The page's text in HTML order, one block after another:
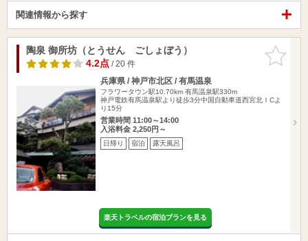
関連情報から探す
お気に入
りに追加
陶泉 御所坊（とうせん ごしょぼう）
4.2点/ 20 件
兵庫県 / 神戸市北区 / 有馬温泉
フラワータウン駅10.70km 有馬温泉駅330m
神戸電鉄有馬温泉駅より徒歩3分中国自動車道西宮北ＩCよ
り15分
営業時間 11:00～14:00
入浴料金 2,250円～
日帰り 宿泊 露天風呂
楽天トラベルの宿泊プランを見る